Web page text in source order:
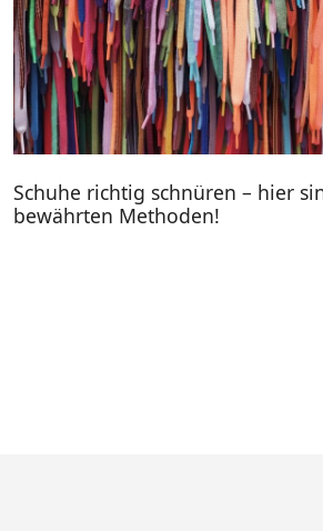
Schuhe richtig schnüren – hier
bewährten Methoden!